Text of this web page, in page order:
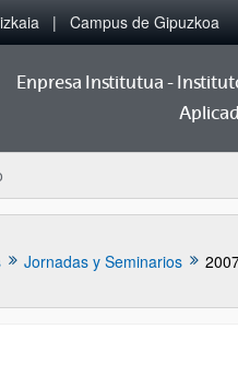
Campus de Gipuzkoa
Enpresa Institutua -
Jornadas y Seminarios